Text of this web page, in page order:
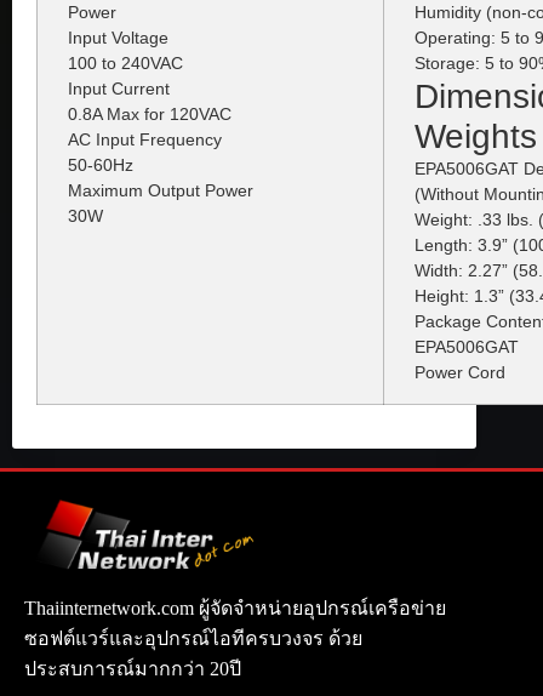
Power
Input Voltage
100 to 240VAC
Input Current
0.8A Max for 120VAC
AC Input Frequency
50-60Hz
Maximum Output Power
30W
Humidity (non-
Operating: 5 to
Storage: 5 to
Weights
EPA5006GAT
(Without
Weight: .33 lbs.
Length: 3.9”
Width: 2.27”
Height: 1.3”
Package
EPA5006GAT
Power Cord
Thaiinternetwork.com ผู้จัดจำหน่ายอุปกรณ์เครือข่าย
ซอฟต์แวร์และอุปกรณ์ไอทีครบวงจร ด้วย
ประสบการณ์มากกว่า 20ปี